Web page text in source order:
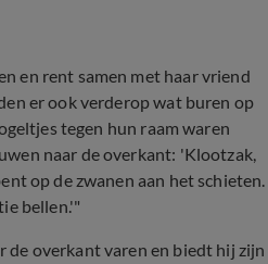
en rent samen met haar vriend
er ook verderop wat buren op
tegen hun raam waren
naar de overkant: 'Klootzak,
op de zwanen aan het schieten.
bellen.'"
de overkant varen en biedt hij zijn